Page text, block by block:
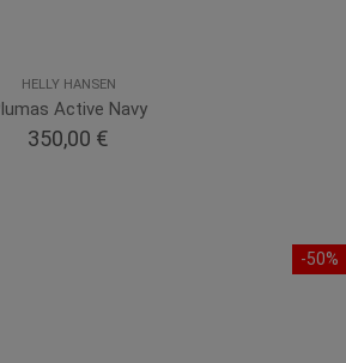
HELLY HANSEN
Active Navy
350,00 €
-50%